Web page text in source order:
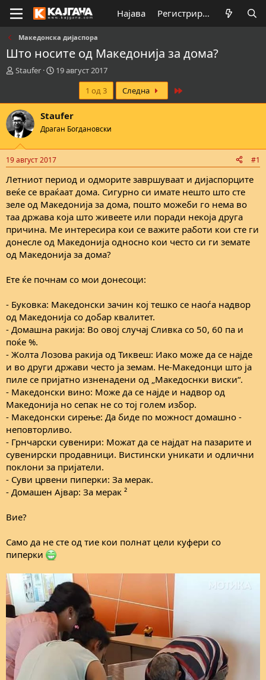
Најава Регистрирај се
Македонска дијаспора
Што носите од Македонија за дома?
К
а
т
о
р
н
т
е
м
а
т
а
Staufer
В
м
е
а
а
п
о
ч
н
у
в
а
њ
е
19 август 2017
1 од 3
Следна
Staufer
Драган Богдановски
19 август 2017 #1
Летниот период и одморите завршуваат и дијаспорците
веќе се враќаат дома. Сигурно си имате нешто што сте
зеле од Македонија за дома, пошто можеби го нема во
таа држава која што живеете или поради некоја друга
причина. Ме интересира кои се важите работи кои сте ги
донесле од Македонија односнo кои честo си ги земате
од Македонија за дома?
Ете ќе почнам со мои донесоци:
- Буковка: Македонски зачин кој тешко се наоѓа надвор
од Македонија со добар квалитет.
- Домашна ракија: Во овој случај Сливка со 50, 60 па и
поќе %.
- Жолта Лозова ракија од Тиквеш: Иако може да се најде
и во други држави често ја земам. Не-Македонци што ја
пиле се пријатно изненадени од „Македоснки виски“.
- Македонски вино: Може да се најде и надвор од
Македонија но сепак не со тој голем избор.
- Македонски сирење: Да биде по можност домашно -
неповторливо.
- Грнчарски сувенири: Можат да се најдат на пазарите и
сувенирски продавници. Вистински уникати и одлични
поклони за пријатели.
- Суви црвени пиперки: За мерак.
- Домашен Ајвар: За мерак ²
Вие?
Само да не сте од тие кои полнат цели куфери со
пиперки